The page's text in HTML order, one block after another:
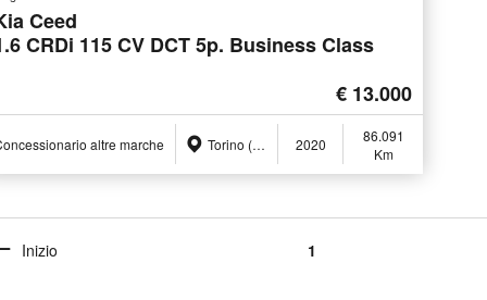
Ceed
CRDi 115 CV DCT 5p. Business Class
€ 13.000
altre marche Torino (TO) 2020
86.091
Km
Inizio 1